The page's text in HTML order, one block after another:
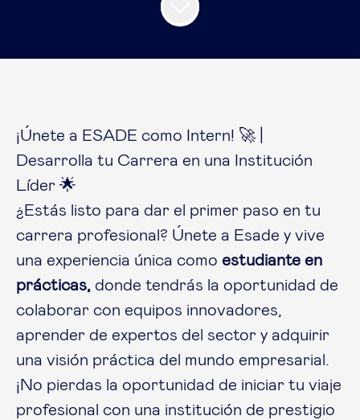
¡Únete a ESADE como Intern! 🚀 |
Desarrolla tu Carrera en una Institución
Líder 🌟
¿Estás listo para dar el primer paso en tu
carrera profesional? Únete a Esade y vive
una experiencia única como estudiante en
prácticas, donde tendrás la oportunidad de
colaborar con equipos innovadores,
aprender de expertos del sector y adquirir
una visión práctica del mundo empresarial.
¡No pierdas la oportunidad de iniciar tu viaje
profesional con una institución de prestigio